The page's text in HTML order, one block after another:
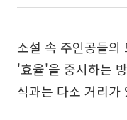
소설 속 주인공들
'효율'을 중시하는
식과는 다소 거리가